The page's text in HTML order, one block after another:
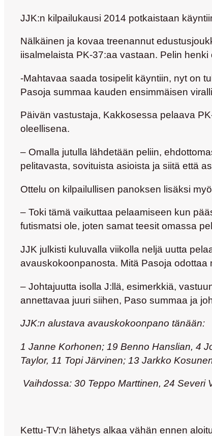
JJK:n kilpailukausi 2014 potkaistaan
Nälkäinen ja kovaa treenannut
iisalmelaista PK-37:aa vastaan. Pelin
-Mahtavaa saada tosipelit käyntiin, nyt on
Pasoja summaa kauden ensimmäisen
Päivän vastustaja, Kakkosessa pelaava
oleellisena.
– Omalla jutulla lähdetään peliin,
pelitavasta, sovituista asioista ja siitä että
Ottelu on kilpailullisen panoksen lisäksi
– Toki tämä vaikuttaa pelaamiseen kun
futismatsi ole, joten samat teesit omassa
JJK julkisti kuluvalla viikolla neljä uutta
avauskokoonpanosta. Mitä Pasoja
– Johtajuutta isolla J:llä, esimerkkiä,
annettavaa juuri siihen, Paso summaa ja
JJK:n alustava avauskokoonpano tänään:
1 Janne Korhonen; 19 Benno Hanslian, 4
Taylor, 11 Topi Järvinen; 13 Jarkko
Vaihdossa: 30 Teppo Marttinen, 24
Kettu-TV:n lähetys alkaa vähän ennen